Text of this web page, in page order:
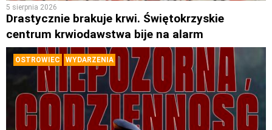
5 sierpnia 2026
Drastycznie brakuje krwi. Świętokrzyskie
centrum krwiodawstwa bije na alarm
OSTROWIEC WYDARZENIA